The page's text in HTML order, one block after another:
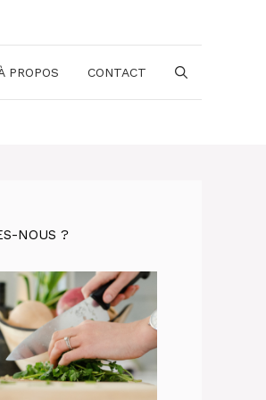
PROPOS CONTACT
NOUS ?